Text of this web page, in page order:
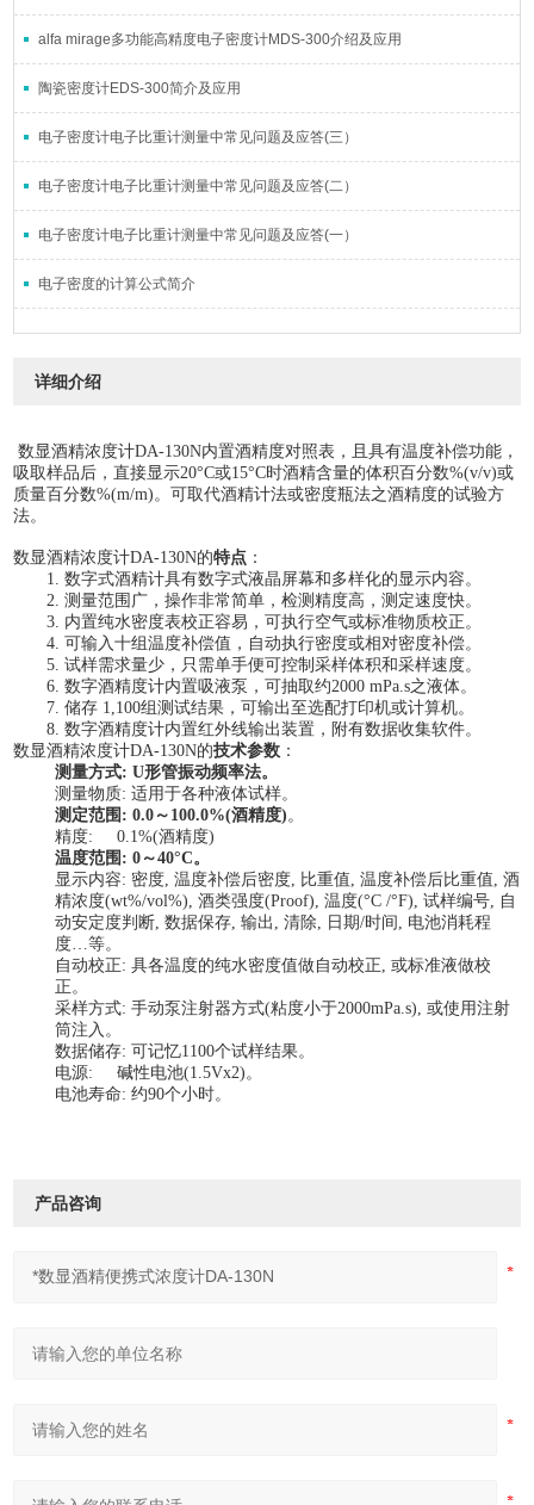
alfa mirage多功能高精度电子密度计MDS-300介绍及应用
陶瓷密度计EDS-300简介及应用
电子密度计电子比重计测量中常见问题及应答(三）
电子密度计电子比重计测量中常见问题及应答(二）
电子密度计电子比重计测量中常见问题及应答(一）
电子密度的计算公式简介
详细介绍
数显酒精浓度计DA-130N内置酒精度对照表，且具有温度补偿功能，
吸取样品后，直接显示20°C或15°C时酒精含量的体积百分数%(v/v)或
质量百分数%(m/m) 。可取代酒精计法或密度瓶法之酒精度的试验方
法。
数显酒精浓度计DA-130N的特点 ：
1.数字式酒精计具有数字式液晶屏幕和多样化的显示内容。
2.测量范围广，操作非常简单，检测精度高，测定速度快。
3. 内置纯水密度表校正容易，可执行空气或标准物质校正。
4.可输入十组温度补偿值，自动执行密度或相对密度补偿。
5.试样需求量少，只需单手便可控制采样体积和采样速度。
6.数字酒精度计内置吸液泵，可抽取约2000 mPa.s之液体。
7.储存 1,100组测试结果，可输出至选配打印机或计算机。
8.数字酒精度计内置红外线输出装置，附有数据收集软件。
数显酒精浓度计DA-130N的技术参数 ：
测量方式: U形管振动频率法。
测量物质:适用于各种液体试样。
测定范围 : 0.0 ～ 100.0%(酒精度) 。
精度: 0.1%(酒精度)
温度范围 : 0 ～40°C。
显示内容: 密度 ,温度补偿后密度 比重值 ,温度补偿后比重值 ,酒
精浓度(wt%/vol%),酒类强度(Proof),温度(°C /°F),试样编号
自
动安定度判断 ,数据保存 ,输出 ,清除 日期/时间
电池消耗程
度 …等。
自动校正:具各温度的纯水密度值做自动校正 ,或标准液做校
正。
采样方式:手动泵注射器方式(粘度小于2000mPa.s),或使用注射
筒注入。
数据储存:可记忆1100个试样结果。
电源:碱性电池(1.5Vx2) 。
电池寿命:约90个小时。
产品咨询